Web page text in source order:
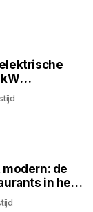
de
in het